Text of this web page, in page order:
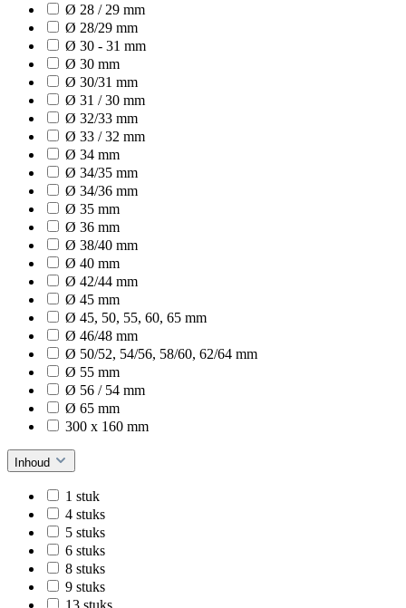
Ø 28 / 29 mm
Ø 28/29 mm
Ø 30 - 31 mm
Ø 30 mm
Ø 30/31 mm
Ø 31 / 30 mm
Ø 32/33 mm
Ø 33 / 32 mm
Ø 34 mm
Ø 34/35 mm
Ø 34/36 mm
Ø 35 mm
Ø 36 mm
Ø 38/40 mm
Ø 40 mm
Ø 42/44 mm
Ø 45 mm
Ø 45, 50, 55, 60, 65 mm
Ø 46/48 mm
Ø 50/52, 54/56, 58/60, 62/64 mm
Ø 55 mm
Ø 56 / 54 mm
Ø 65 mm
300 x 160 mm
Inhoud
1 stuk
4 stuks
5 stuks
6 stuks
8 stuks
9 stuks
13 stuks